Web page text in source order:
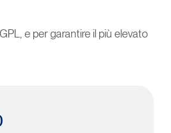
e per garantire il più elevato